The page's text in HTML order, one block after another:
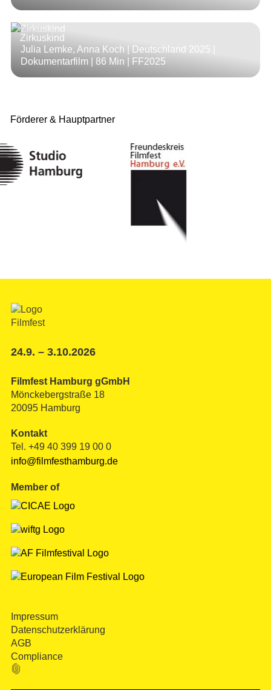
Zirkuskind
Julia Lemke, Anna Koch | Deutschland 2025 |
Dokumentarfilm | 86 Min | FF2025
Förderer & Hauptpartner
24.9. – 3.10.2026
Filmfest Hamburg gGmbH
Mönckebergstraße 18
20095 Hamburg
Kontakt
Tel. +49 40 399 19 00 0
info@filmfesthamburg.de
Member of
Impressum
Datenschutzerklärung
AGB
Compliance
